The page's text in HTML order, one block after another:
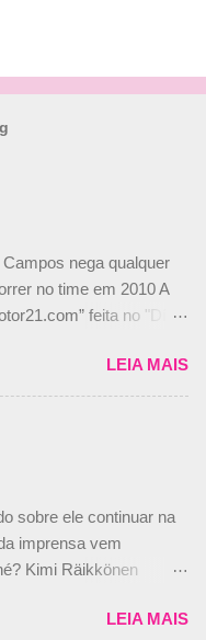
nega qualquer
no time em 2010 A
feita no "Día
Nelson Piquet havia
da Campos, dando,
a Nelsinho Piquet,
vez por todas por
da escuderia. O
de Bruno Senna em
recebemos uma oferta
“Mas depois de ter
dizendo ainda que
LEIA MAIS
sobre ele continuar na
imprensa vem
Kimi Räikkönen
contract so that’sLEIA MAIS